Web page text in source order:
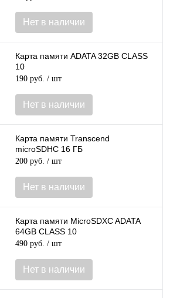
Нет в наличии
Карта памяти ADATA 32GB CLASS
10
190 руб. / шт
Нет в наличии
Карта памяти Transcend
microSDHC 16 ГБ
200 руб. / шт
Нет в наличии
Карта памяти MicroSDXC ADATA
64GB CLASS 10
490 руб. / шт
Нет в наличии